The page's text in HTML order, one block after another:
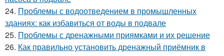
24. Проблемы с водоотведением в промышленных
зданиях: как избавиться от воды в подвале
25. Проблемы с дренажными приямками и их решение
26. Как правильно установить дренажный приёмник в